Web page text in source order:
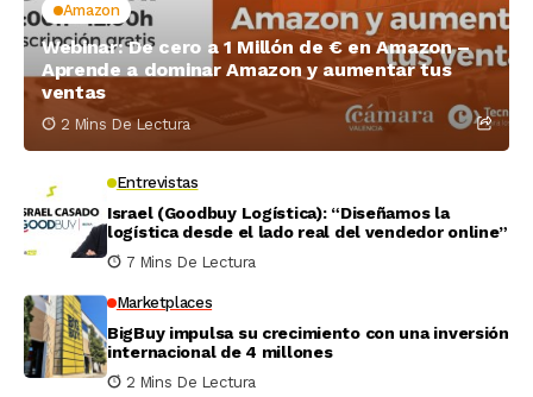
Amazon
Webinar: De cero a 1 Millón de € en Amazon –
Aprende a dominar Amazon y aumentar tus
ventas
2 Mins De Lectura
Entrevistas
Israel (Goodbuy Logística): “Diseñamos la
logística desde el lado real del vendedor online”
7 Mins De Lectura
Marketplaces
BigBuy impulsa su crecimiento con una inversión
internacional de 4 millones
2 Mins De Lectura